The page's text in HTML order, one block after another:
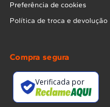
Preferência de cookies
Política de troca e devolução
Compra segura
Verificada por